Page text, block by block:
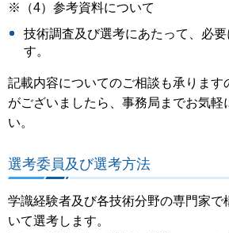
※（4）参考資料について
技術調査及び選考にあたって、必要
す。
記載内容についてのご相談も承ります
がございましたら、事務局までお気軽
い。
選考委員及び選考方法
学識経験者及び各技術分野の専門家で
いて選考します。